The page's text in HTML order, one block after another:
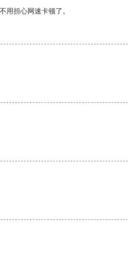
用担心网速卡顿了。